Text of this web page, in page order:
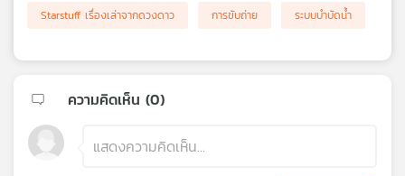
Starstuff เรื่องเล่าจากดวงดาว
การขับถ่าย ระบบบำบัดน้ำ
ความคิดเห็น (0)